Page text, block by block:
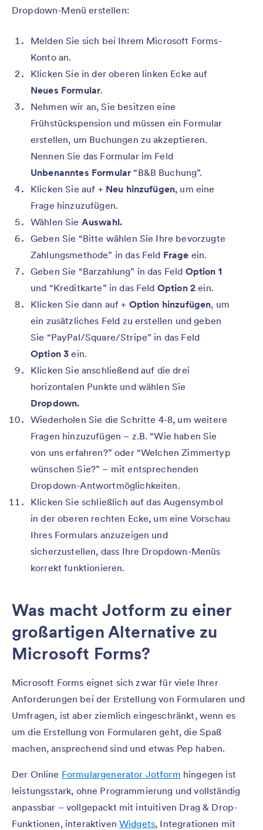
Dropdown-Menü erstellen:
Melden Sie sich bei Ihrem Microsoft Forms-
Konto an.
Klicken Sie in der oberen linken Ecke auf
Neues Formular.
Nehmen wir an, Sie besitzen eine
Frühstückspension und müssen ein Formular
erstellen, um Buchungen zu akzeptieren.
Nennen Sie das Formular im Feld
Unbenanntes Formular “B&B Buchung”.
Klicken Sie auf + Neu hinzufügen, um eine
Frage hinzuzufügen.
Wählen Sie Auswahl.
Geben Sie “Bitte wählen Sie Ihre bevorzugte
Zahlungsmethode” in das Feld Frage ein.
Geben Sie “Barzahlung” in das Feld Option 1
und “Kreditkarte” in das Feld Option 2ein.
Klicken Sie dann auf + Option hinzufügen, um
ein zusätzliches Feld zu erstellen und geben
Sie “PayPal/Square/Stripe” in das Feld
Option 3 ein.
Klicken Sie anschließend auf die drei
horizontalen Punkte und wählen Sie
Dropdown.
Wiederholen Sie die Schritte 4-8, um weitere
Fragen hinzuzufügen – z.B. “Wie haben Sie
von uns erfahren?” oder “Welchen Zimmertyp
wünschen Sie?” – mit entsprechenden
Dropdown-Antwortmöglichkeiten.
Klicken Sie schließlich auf das Augensymbol
in der oberen rechten Ecke, um eine Vorschau
Ihres Formulars anzuzeigen und
sicherzustellen, dass Ihre Dropdown-Menüs
korrekt funktionieren.
Was macht Jotform zu einer
großartigen Alternative zu
Microsoft Forms?
Microsoft Forms eignet sich zwar für viele Ihrer
Anforderungen bei der Erstellung von Formularen und
Umfragen, ist aber ziemlich eingeschränkt, wenn es
um die Erstellung von Formularen geht, die Spaß
machen, ansprechend sind und etwas Pep haben.
Der Online Formulargenerator Jotform hingegen ist
leistungsstark, ohne Programmierung und vollständig
anpassbar – vollgepackt mit intuitiven Drag & Drop-
Funktionen, interaktivenWidgets, Integrationen mit